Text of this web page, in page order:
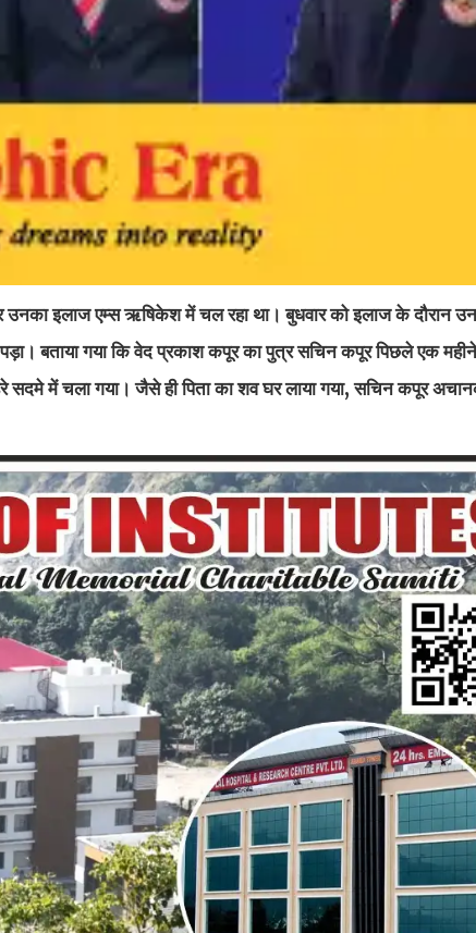
इलाज एम्स ऋषिकेश में चल रहा था। बुधवार को इलाज के दौरान
बताया गया कि वेद प्रकाश कपूर का पुत्र सचिन कपूर पिछले एक
सदमे में चला गया। जैसे ही पिता का शव घर लाया गया, सचिन कपूर